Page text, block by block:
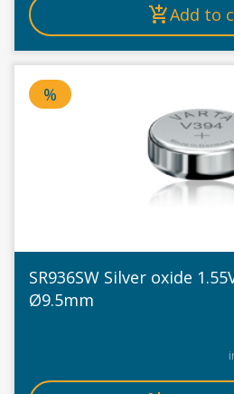
Add to
%
Special product
SR936SW Silver oxide
Ø9.5mm